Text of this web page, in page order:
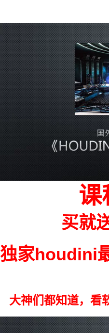
课
买就
独家houdini
大神们都知道，看